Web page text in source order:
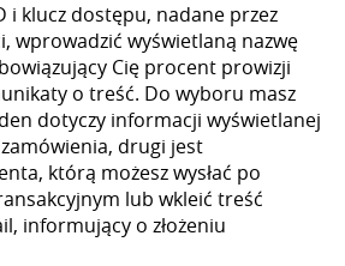
i klucz dostępu, nadane przez
wprowadzić wyświetlaną nazwę
Cię procent prowizji
o treść. Do wyboru masz
dotyczy informacji wyświetlanej
drugi jest
którą możesz wysłać po
lub wkleić treść
informujący o złożeniu